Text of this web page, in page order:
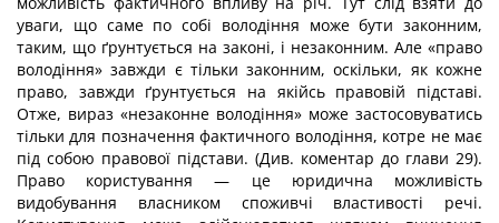
уваги, що саме по собі володіння може бути законним,
таким, що ґрунтується на законі, і незаконним. Але «право
володіння» завжди є тільки законним, оскільки, як кожне
право, завжди ґрунтується на якійсь правовій підставі.
Отже, вираз «незаконне володіння» може застосовуватись
тільки для позначення фактичного володіння, котре не має
під собою правової підстави. (Див. коментар до глави 29).
Право користування — це юридична можливість
видобування власником споживчі властивості речі.